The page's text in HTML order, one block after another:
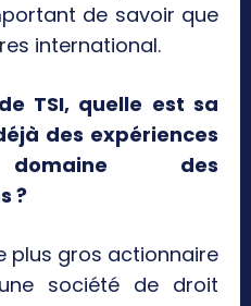
de savoir que
international.
TSI, quelle est sa
des expériences
des
?
plus gros actionnaire
société de droit